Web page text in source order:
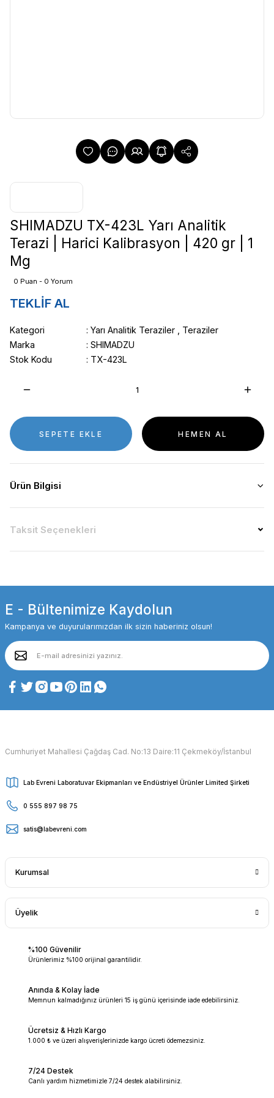
SHIMADZU TX-423L Yarı Analitik
Terazi | Harici Kalibrasyon | 420 gr | 1
Mg
0 Puan - 0 Yorum
TEKLİF AL
Kategori Yarı Analitik Teraziler
Teraziler
Marka
SHIMADZU
Stok Kodu
TX-423L
SEPETE EKLE HEMEN AL
Ürün Bilgisi
Taksit Seçenekleri
E - Bültenimize Kaydolun
Kampanya ve duyurularımızdan ilk sizin haberiniz olsun!
Cumhuriyet Mahallesi Çağdaş Cad. No:13 Daire:11 Çekmeköy/İstanbul
Lab Evreni Laboratuvar Ekipmanları ve Endüstriyel Ürünler Limited Şirketi
0 555 897 98 75
satis@labevreni.com
Kurumsal
Üyelik
%100 Güvenilir
Ürünlerimiz %100 orijinal garantilidir.
Anında & Kolay İade
Memnun kalmadığınız ürünleri 15 iş günü içerisinde iade edebilirsiniz.
Ücretsiz & Hızlı Kargo
1.000 ₺ ve üzeri alışverişlerinizde kargo ücreti ödemezsiniz.
7/24 Destek
Canlı yardım hizmetimizle 7/24 destek alabilirsiniz.